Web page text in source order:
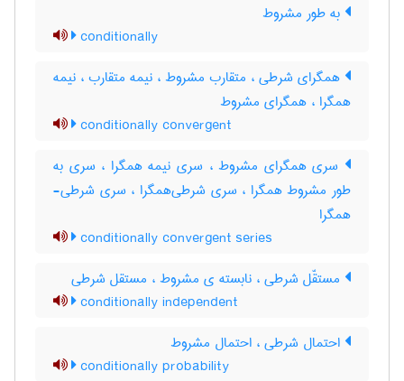
به طور مشروط
conditionally
همگرای شرطی ، متقارب مشروط ، نیمه متقارب ، نیمه
همگرا ، همگرای مشروط
conditionally convergent
سری همگرای مشروط ، سری نیمه همگرا ، سری به
طور مشروط همگرا ، سری شرطی‌همگرا ، سری شرطی-
همگرا
conditionally convergent series
مستقّل شرطی ، نابسته ی مشروط ، مستقل شرطی
conditionally independent
احتمال شرطی ، احتمال مشروط
conditionally probability